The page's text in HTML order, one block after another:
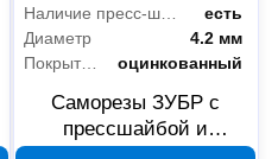
Наличие пресс-шайбы
есть
Диаметр
4.2 мм
Покрытие
оцинкованный
Саморезы ЗУБР с
прессшайбой и